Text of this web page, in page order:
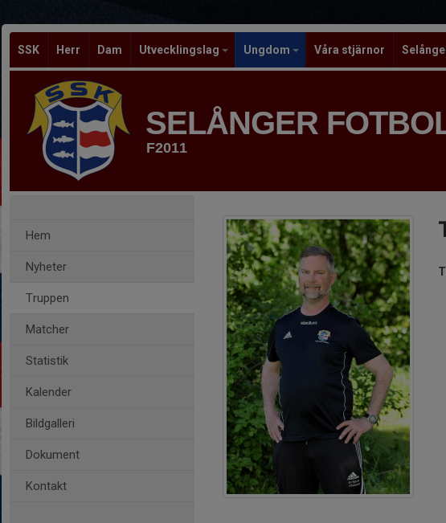
SSK Herr Dam Utvecklingslag Ungdom Våra stjärnor
SELÅNGER
F2011
Hem
Nyheter
Truppen
Matcher
Statistik
Kalender
Bildgalleri
Dokument
Kontakt